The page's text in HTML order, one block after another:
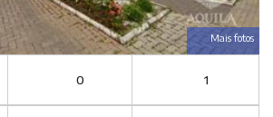
Mais fotos
0 1